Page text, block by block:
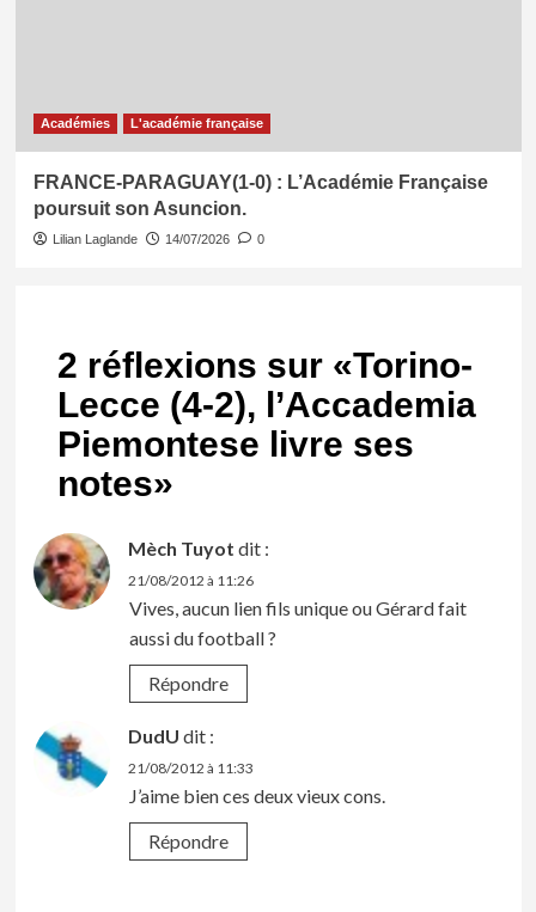
Académies L'académie française
FRANCE-PARAGUAY(1-0) : L’Académie Française
poursuit son Asuncion.
Lilian Laglande 14/07/2026 0
2 réflexions sur «Torino-
Lecce (4-2), l’Accademia
Piemontese livre ses
notes»
Mèch Tuyot dit :
21/08/2012 à 11:26
Vives, aucun lien fils unique ou Gérard fait
aussi du football ?
Répondre
DudU dit :
21/08/2012 à 11:33
J’aime bien ces deux vieux cons.
Répondre